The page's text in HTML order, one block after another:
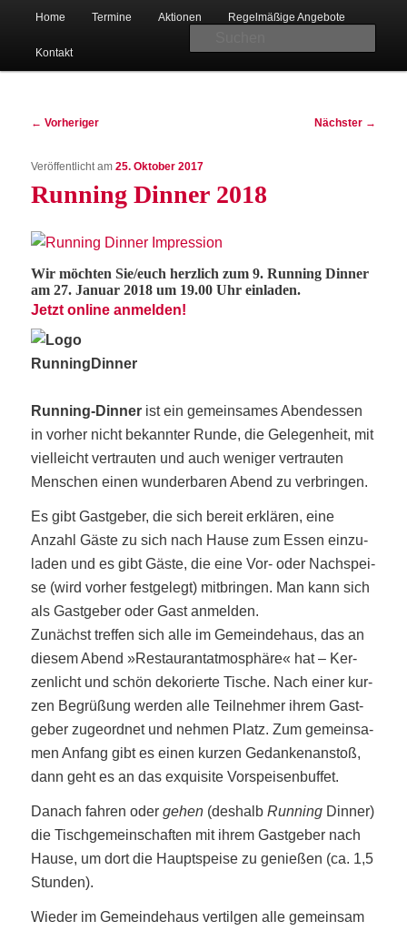
CVJM Lohe
Zum
primären
Inhalt
springen
Home Ter­mi­ne Aktio­nen Regel­mä­ßi­ge Angebote
Kon­takt
Beitragsnavigation
← Vorheriger Nächster →
Run­ning Din­ner 2018
Veröffentlicht am25. Oktober 2017
Wir möch­ten Sie/euch herz­lich zum 9. Run­ning Din­ner
am 27. Janu­ar 2018 um 19.00 Uhr einladen.
Jetzt online anmel­den!
Run­ning-Din­ner ist ein gemein­sa­mes Abend­essen
in vor­her nicht bekann­ter Run­de, die Gele­gen­heit, mit
viel­leicht ver­trau­ten und auch weni­ger ver­trau­ten
Men­schen einen wun­der­ba­ren Abend zu verbringen.
Es gibt Gast­ge­ber, die sich bereit erklä­ren, eine
Anzahl Gäs­te zu sich nach Hau­se zum Essen ein­zu­
la­den und es gibt Gäs­te, die eine Vor- oder Nach­spei­
se (wird vor­her fest­ge­legt) mit­brin­gen. Man kann sich
als Gast­ge­ber oder Gast anmelden.
Zunächst tref­fen sich alle im Gemein­de­haus, das an
die­sem Abend »Restau­rant­at­mo­sphä­re« hat – Ker­
zen­licht und schön deko­rier­te Tische. Nach einer kur­
zen Begrü­ßung wer­den ­alle Teil­neh­mer ihrem Gast­
ge­ber zu­geordnet und neh­men Platz. Zum gemein­sa­
men Anfang gibt es einen kur­zen Gedan­ken­an­stoß,
dann geht es an das exqui­si­te Vorspeisenbuffet.
Danach fah­ren odergehen (des­halbRun­ning Din­ner)
die Tisch­ge­mein­schaf­ten mit ihrem Gast­ge­ber nach
Hau­se, um dort die Haupt­spei­se zu genie­ßen (ca. 1,5
Stunden).
Wie­der im Gemein­de­haus ver­til­gen alle gemein­sam